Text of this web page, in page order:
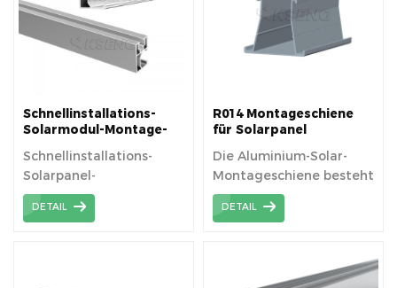
Schnellinstallations-
Solarmodul-Montage-
Solardach-
Montagesystem
Schnellinstallations-
Solarpanel-
Montageschiene aus
Aluminium
DETAIL
R014 Montageschiene
für Solarpanel
Die Aluminium-Solar-
Montageschiene besteht
aus einer hochfesten
Aluminium-
DETAIL